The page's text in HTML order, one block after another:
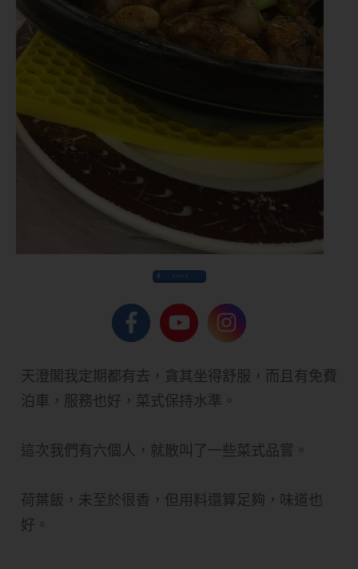
Share
天澄閣我定期都有去，貪其坐得舒服，而且有免費
泊車，服務也好，菜式保持水準。
這次我們有六個人，就散叫了一些菜式品嘗。
荷葉飯，未至於很香，但用料還算足夠，味道也
好。